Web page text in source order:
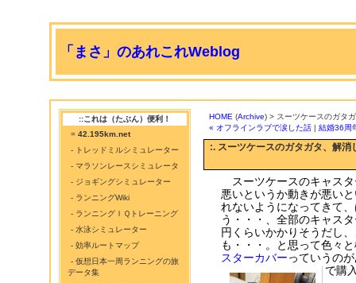
「まさ」のあれこれWeblog
::これは（たぶん）便利！
= 42.195km.net
- トレッドミルシミュレーター
- マラソンレースシミュレータ
- ジョギングシミュレーター
- ランニングWiki
- ランニングＩＱトレーニング
- 水泳シミュレーター
- 効率ルートマップ
- 仮想日本一周ランニングの旅
データ集
HOME (Archive) > スーツケースのガタ
« オフラインラブで涙した話 | 結婚36周
:. スーツケースのガタガタ、解消
スーツケースのキャス
悪いというか動きが悪い
れないようになってきて
う・・・、全部のキャス
円くらいかかりそうだし
も・・・。と思って色々
スターカバーっていうの
で購